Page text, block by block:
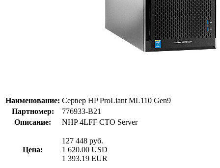
Наименование: Сервер HP ProLiant ML110 Gen9
Партномер:
776933-B21
Описание:
NHP 4LFF CTO Server
Цена:
127 448 руб.
1 620.00 USD
1 393.19 EUR